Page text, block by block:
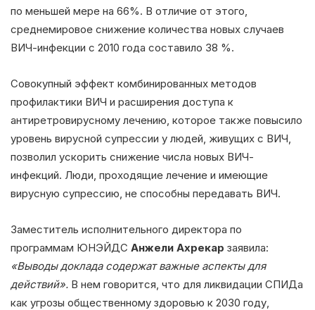
по меньшей мере на 66%. В отличие от этого,
среднемировое снижение количества новых случаев
ВИЧ-инфекции с 2010 года составило 38 %.
Совокупный эффект комбинированных методов
профилактики ВИЧ и расширения доступа к
антиретровирусному лечению, которое также повысило
уровень вирусной супрессии у людей, живущих с ВИЧ,
позволил ускорить снижение числа новых ВИЧ-
инфекций. Люди, проходящие лечение и имеющие
вирусную супрессию, не способны передавать ВИЧ.
Заместитель исполнительного директора по
программам ЮНЭЙДС Анжели Ахрекар заявила:
«Выводы доклада содержат важные аспекты для
действий». В нем говорится, что для ликвидации СПИДа
как угрозы общественному здоровью к 2030 году,